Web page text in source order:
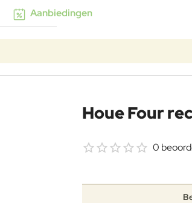
Aanbiedingen
Houe Four
0